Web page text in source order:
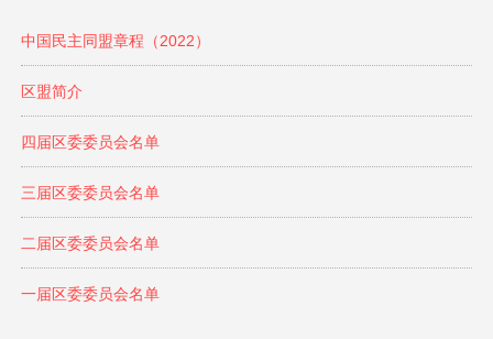
中国民主同盟章程（2022）
区盟简介
四届区委委员会名单
三届区委委员会名单
二届区委委员会名单
一届区委委员会名单